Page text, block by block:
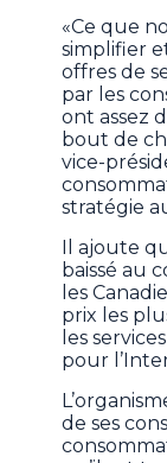
«Ce que
simplifier
offres de
par les
ont assez
bout de
vice-
stratégie
Il ajoute
baissé au
les
prix les
les
pour
de ses